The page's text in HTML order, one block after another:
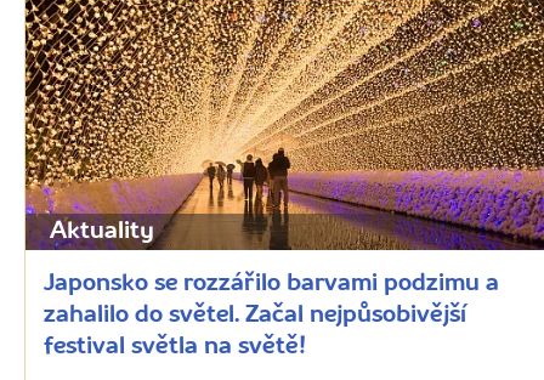
Aktuality
Japonsko se rozzářilo barvami podzimu a
zahalilo do světel. Začal nejpůsobivější
festival světla na světě!